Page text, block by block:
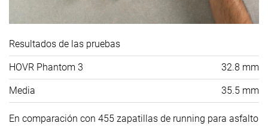
Resultados de las pruebas
HOVR Phantom 3 32.8 mm
Media 35.5 mm
En comparación con 455 zapatillas de running para asfalto